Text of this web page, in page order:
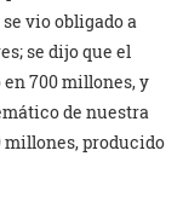
vio obligado a
se dijo que el
700 millones, y
de nuestra
millones, producido